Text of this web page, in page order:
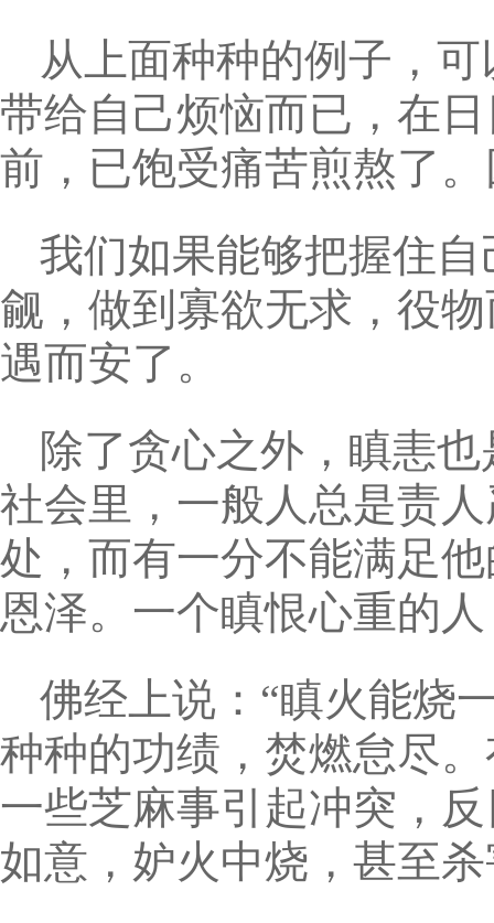
从上面种种的例子，
带给自己烦恼而已，在
前，已饱受痛苦煎熬了
我们如果能够把握住
觎，做到寡欲无求，役
遇而安了。
除了贪心之外，瞋恚
社会里，一般人总是责
处，而有一分不能满足
恩泽。一个瞋恨心重的
佛经上说：“瞋火能烧
种种的功绩，焚燃怠尽
一些芝麻事引起冲突，
如意，妒火中烧，甚至